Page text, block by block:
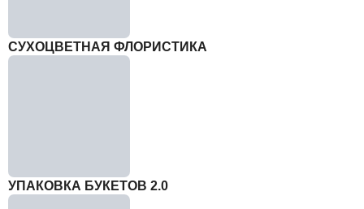
СУХОЦВЕТНАЯ ФЛОРИСТИКА
УПАКОВКА БУКЕТОВ 2.0